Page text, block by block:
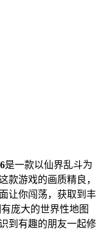
是一款以仙界乱斗为
款游戏的画质精良，
让你闯荡，获取到丰
庞大的世界性地图
到有趣的朋友一起修